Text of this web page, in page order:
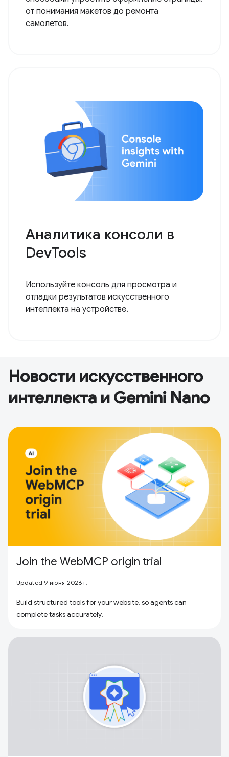
от понимания макетов до ремонта
самолетов.
Аналитика консоли в
DevTools
Используйте консоль для просмотра и
отладки результатов искусственного
интеллекта на устройстве.
Новости искусственного
интеллекта и Gemini Nano
Join the WebMCP origin trial
Updated 9 июня 2026 г.
Build structured tools for your website, so agents can
complete tasks accurately.